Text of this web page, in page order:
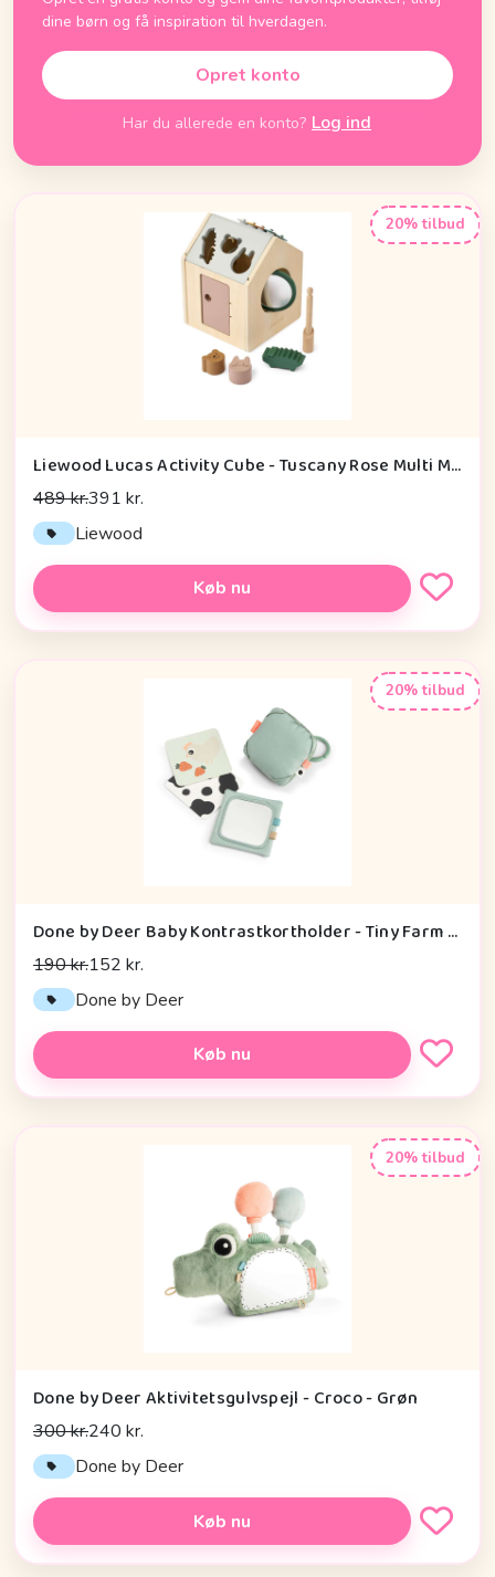
dine børn og få inspiration til hverdagen.
Opret konto
Har du allerede en konto? Log ind
20% tilbud
Liewood Lucas Activity Cube - Tuscany Rose Multi Mix
489 kr.391 kr.
Liewood
Køb nu
20% tilbud
Done by Deer Baby Kontrastkortholder - Tiny Farm - Grøn
190 kr.152 kr.
Done by Deer
Køb nu
20% tilbud
Done by Deer Aktivitetsgulvspejl - Croco - Grøn
300 kr.240 kr.
Done by Deer
Køb nu